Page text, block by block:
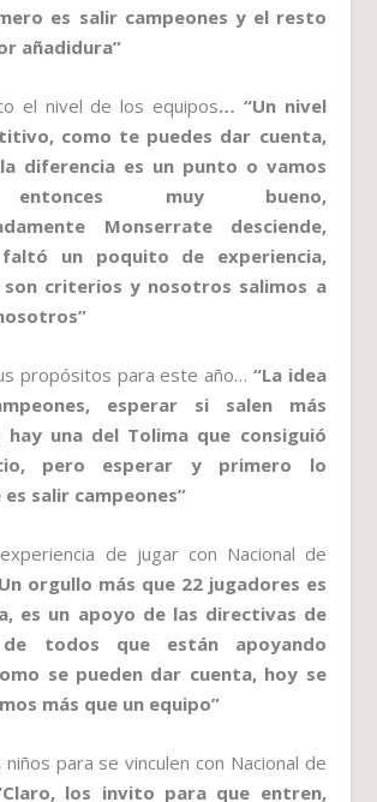
es salir campeones y el resto
añadidura”
el nivel de los equipos… “Un nivel
como te puedes dar cuenta,
diferencia es un punto o vamos
entonces muy bueno,
Monserrate desciende,
un poquito de experiencia,
criterios y nosotros salimos a
propósitos para este año… “La idea
esperar si salen más
hay una del Tolima que consiguió
pero esperar y primero lo
salir campeones”
de jugar con Nacional de
orgullo más que 22 jugadores es
es un apoyo de las directivas de
todos que están apoyando
se pueden dar cuenta, hoy se
más que un equipo”
para se vinculen con Nacional de
los invito para que entren,